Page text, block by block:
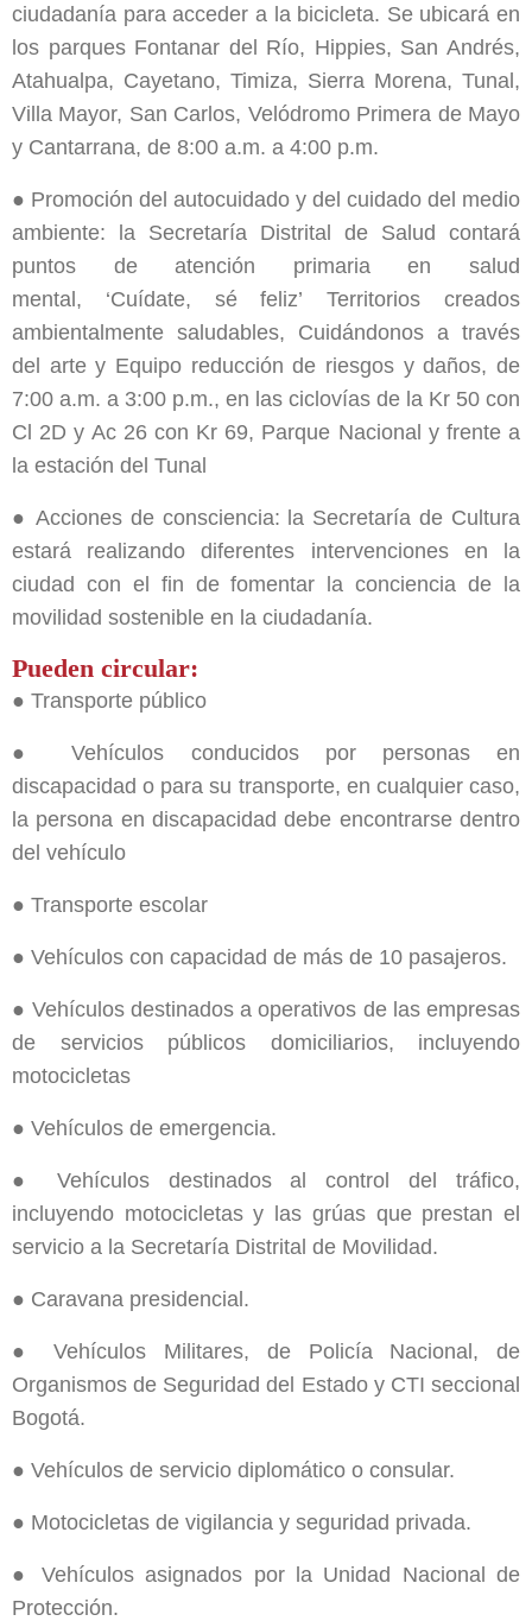
ciudadanía para acceder a la bicicleta. Se ubicará en
los parques Fontanar del Río, Hippies, San Andrés,
Atahualpa, Cayetano, Timiza, Sierra Morena, Tunal,
Villa Mayor, San Carlos, Velódromo Primera de Mayo
y Cantarrana, de 8:00 a.m. a 4:00 p.m.
● Promoción del autocuidado y del cuidado del medio
ambiente: la Secretaría Distrital de Salud contará
puntos de atención primaria en salud
mental, ‘Cuídate, sé feliz’ Territorios creados
ambientalmente saludables, Cuidándonos a través
del arte y Equipo reducción de riesgos y daños, de
7:00 a.m. a 3:00 p.m., en las ciclovías de la Kr 50 con
Cl 2D y Ac 26 con Kr 69, Parque Nacional y frente a
la estación del Tunal
● Acciones de consciencia: la Secretaría de Cultura
estará realizando diferentes intervenciones en la
ciudad con el fin de fomentar la conciencia de la
movilidad sostenible en la ciudadanía.
Pueden circular:
● Transporte público
● Vehículos conducidos por personas en
discapacidad o para su transporte, en cualquier caso,
la persona en discapacidad debe encontrarse dentro
del vehículo
● Transporte escolar
● Vehículos con capacidad de más de 10 pasajeros.
● Vehículos destinados a operativos de las empresas
de servicios públicos domiciliarios, incluyendo
motocicletas
● Vehículos de emergencia.
● Vehículos destinados al control del tráfico,
incluyendo motocicletas y las grúas que prestan el
servicio a la Secretaría Distrital de Movilidad.
● Caravana presidencial.
● Vehículos Militares, de Policía Nacional, de
Organismos de Seguridad del Estado y CTI seccional
Bogotá.
● Vehículos de servicio diplomático o consular.
● Motocicletas de vigilancia y seguridad privada.
● Vehículos asignados por la Unidad Nacional de
Protección.